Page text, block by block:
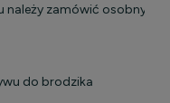
należy zamówić osobnym